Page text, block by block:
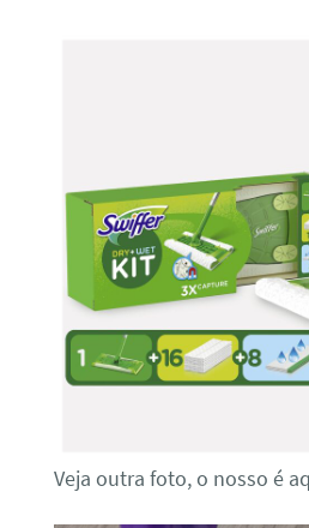
Veja outra foto, o nosso é